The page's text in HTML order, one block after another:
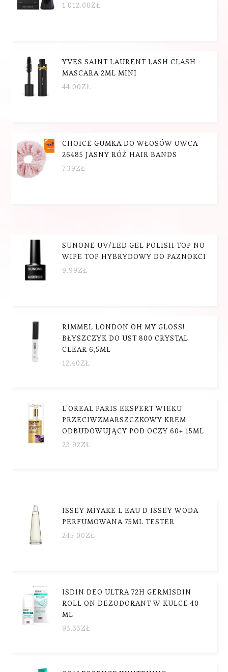
1 012.00ZŁ
YVES SAINT LAURENT LASH CLASH
MASCARA 2ML MINI
44.00ZŁ
CHOICE GUMKA DO WŁOSÓW OWCA
26485 JASNY RÓŻ HAIR BANDS
7.39ZŁ
SUNONE UV/LED GEL POLISH TOP NO
WIPE TOP HYBRYDOWY DO PAZNOKCI
9.99ZŁ
RIMMEL LONDON OH MY GLOSS!
BŁYSZCZYK DO UST 800 CRYSTAL
CLEAR 6,5ML
12.40ZŁ
L’OREAL PARIS EKSPERT WIEKU
PRZECIWZMARSZCZKOWY KREM
ODBUDOWUJĄCY POD OCZY 60+ 15ML
23.92ZŁ
ISSEY MIYAKE L EAU D ISSEY WODA
PERFUMOWANA 75ML TESTER
245.00ZŁ
ISDIN DEO ULTRA 72H GERMISDIN
ROLL ON DEZODORANT W KULCE 40
ML
93.33ZŁ